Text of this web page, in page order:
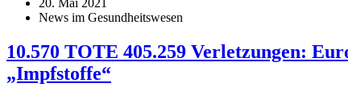
20. Mai 2021
News im Gesundheitswesen
10.570 TOTE 405.259 Verletzungen:
„Impfstoffe“